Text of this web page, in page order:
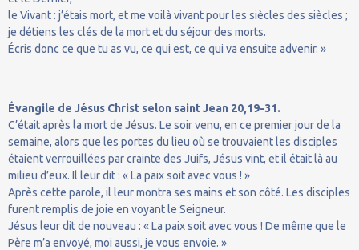
le Vivant : j’étais mort, et me voilà vivant pour les siècles des siècles ;
je détiens les clés de la mort et du séjour des morts.
Écris donc ce que tu as vu, ce qui est, ce qui va ensuite advenir. »
Évangile de Jésus Christ selon saint Jean 20,19-31.
C’était après la mort de Jésus. Le soir venu, en ce premier jour de la
semaine, alors que les portes du lieu où se trouvaient les disciples
étaient verrouillées par crainte des Juifs, Jésus vint, et il était là au
milieu d’eux. Il leur dit : « La paix soit avec vous ! »
Après cette parole, il leur montra ses mains et son côté. Les disciples
furent remplis de joie en voyant le Seigneur.
Jésus leur dit de nouveau : « La paix soit avec vous ! De même que le
Père m’a envoyé, moi aussi, je vous envoie. »